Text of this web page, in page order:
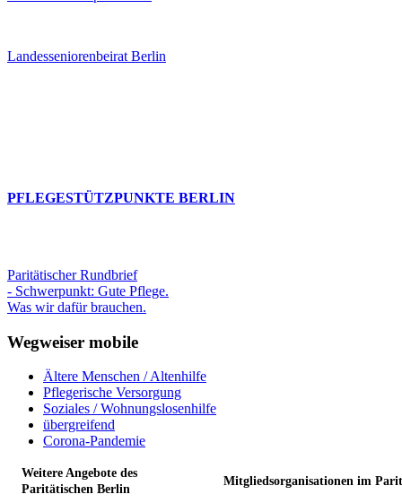
Landesseniorenbeirat Berlin
PFLEGESTÜTZPUNKTE BERLIN
Paritätischer Rundbrief
- Schwerpunkt: Gute Pflege.
Was wir dafür brauchen.
Wegweiser mobile
Ältere Menschen / Altenhilfe
Pflegerische Versorgung
Soziales / Wohnungslosenhilfe
übergreifend
Corona-Pandemie
Weitere Angebote des
Paritätischen Berlin
Mitgliedsorganisationen im